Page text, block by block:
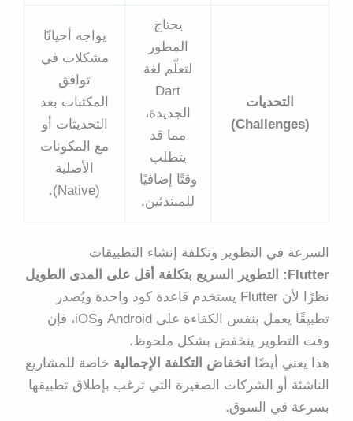
التحديات
(Challenges)
يحتاج
المطور
لتعلّم لغة
Dart
الجديدة،
مما قد
يتطلب
وقتًا إضافيًا
للمبتدئين.
يواجه أحيانًا
مشكلات في
توافق
المكتبات بعد
التحديثات أو
مع المكونات
الأصلية
(Native).
السرعة في التطوير وتكلفة إنشاء التطبيقات
Flutter: التطوير السريع بتكلفة أقل على المدى الطويل
نظرًا لأن Flutter يستخدم قاعدة كود واحدة ويُصدر
تطبيقًا يعمل بنفس الكفاءة على Android وiOS، فإن
وقت التطوير ينخفض بشكل ملحوظ.
هذا يعني أيضًا
انخفاض التكلفة الإجمالية خاصة للمشاريع
الناشئة أو الشركات الصغيرة التي ترغب بإطلاق تطبيقها
بسرعة في السوق.